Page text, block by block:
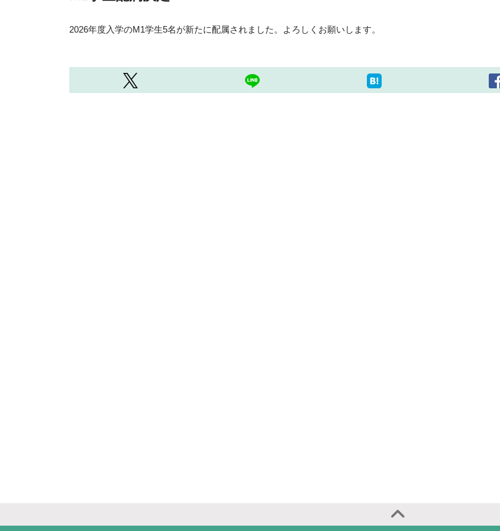
2026年度入学のM1学生5名が新たに配属されました。よろしくお願いします。